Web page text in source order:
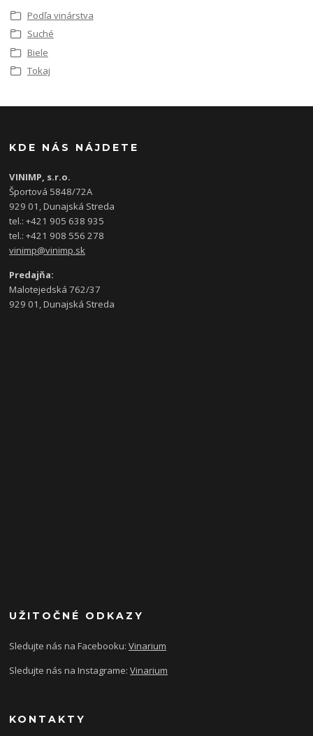
Podľa vinárstva
Suché
Biele
Tokaj
KDE NÁS NÁJDETE
VINIMP, s.r.o.
Športová 5848/72A
929 01, Dunajská Streda
tel.: +421 905 638 935
tel.: +421 908 556 278
vinimp@vinimp.sk
Predajňa:
Malotejedská 762/37
929 01, Dunajská Streda
UŽITOČNÉ ODKAZY
Sledujte nás na Facebooku:Vinarium
Sledujte nás na Instagrame:Vinarium
KONTAKTY